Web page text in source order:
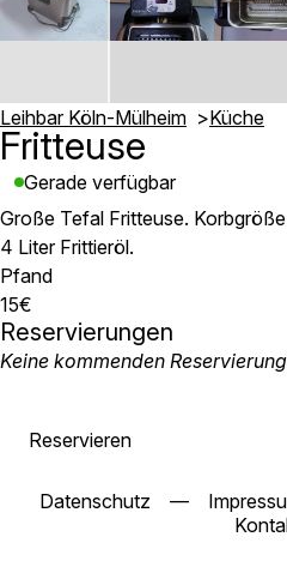
Leihbar Köln-Mülheim Küche
Fritteuse
Gerade verfügbar
Große Tefal Fritteuse.
4 Liter Frittieröl.
Pfand
15€
Reservierungen
Keine kommenden
Reservieren
Datenschutz —